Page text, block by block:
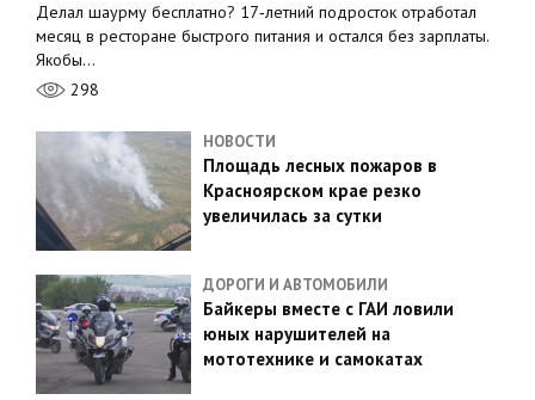
Делал шаурму бесплатно? 17‑летний подросток отработал
месяц в ресторане быстрого питания и остался без зарплаты.
Якобы…
298
НОВОСТИ
Площадь лесных пожаров в
Красноярском крае резко
увеличилась за сутки
ДОРОГИ И АВТОМОБИЛИ
Байкеры вместе с ГАИ ловили
юных нарушителей на
мототехнике и самокатах